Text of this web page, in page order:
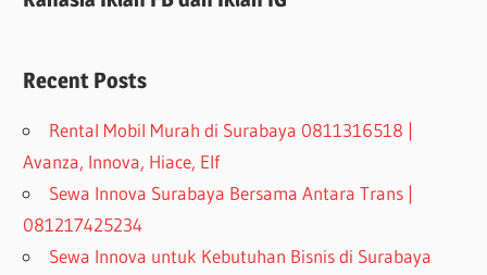
Recent Posts
Rental Mobil Murah di Surabaya 0811316518 |
Avanza, Innova, Hiace, Elf
Sewa Innova Surabaya Bersama Antara Trans |
081217425234
Sewa Innova untuk Kebutuhan Bisnis di Surabaya